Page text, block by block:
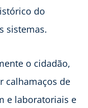
do
sistemas.
o cidadão,
calhamaços de
e laboratoriais e